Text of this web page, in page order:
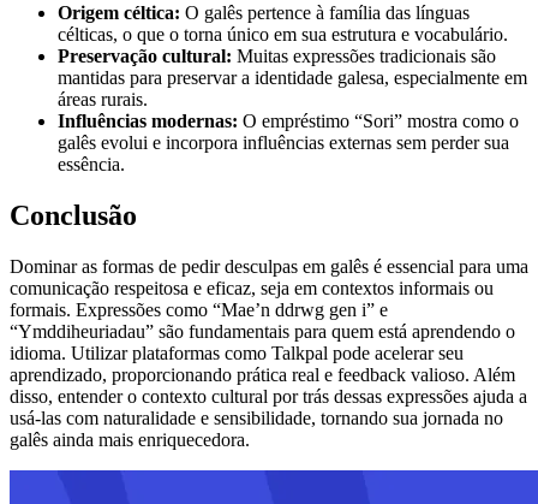
Origem céltica: O galês pertence à família das línguas
célticas, o que o torna único em sua estrutura e vocabulário.
Preservação cultural: Muitas expressões tradicionais são
mantidas para preservar a identidade galesa, especialmente em
áreas rurais.
Influências modernas: O empréstimo “Sori” mostra como o
galês evolui e incorpora influências externas sem perder sua
essência.
Conclusão
Dominar as formas de pedir desculpas em galês é essencial para uma
comunicação respeitosa e eficaz, seja em contextos informais ou
formais. Expressões como “Mae’n ddrwg gen i” e
“Ymddiheuriadau” são fundamentais para quem está aprendendo o
idioma. Utilizar plataformas como Talkpal pode acelerar seu
aprendizado, proporcionando prática real e feedback valioso. Além
disso, entender o contexto cultural por trás dessas expressões ajuda a
usá-las com naturalidade e sensibilidade, tornando sua jornada no
galês ainda mais enriquecedora.